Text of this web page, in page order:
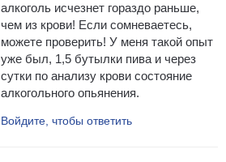
алкоголь исчезнет гораздо раньше,
чем из крови! Если сомневаетесь,
можете проверить! У меня такой опыт
уже был, 1,5 бутылки пива и через
сутки по анализу крови состояние
алкогольного опьянения.
Войдите, чтобы ответить